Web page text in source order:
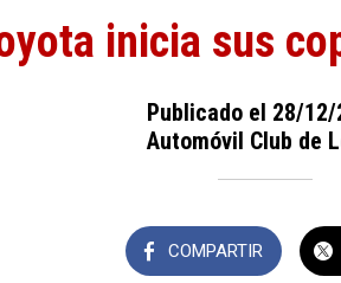
inicia sus
Publicado el 28/12/
Automóvil Club de
COMPARTIR